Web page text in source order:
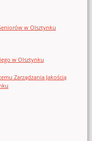
w Olsztynku
w Olsztynku
Zarządzania Jakością